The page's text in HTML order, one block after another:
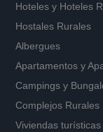
Hoteles y Hoteles
Hostales Rurales
Albergues
Apartamentos y
Campings y
Complejos Rurales
Viviendas turísticas